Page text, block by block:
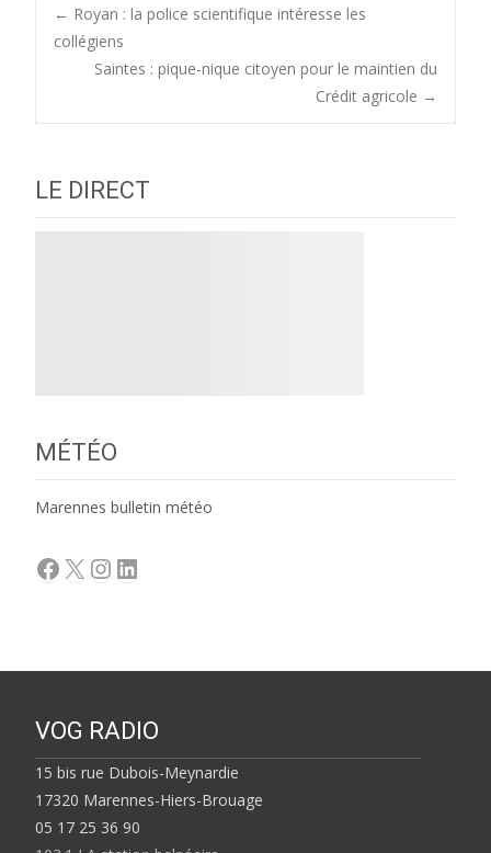
Post
navigation
← Royan : la police scientifique intéresse les
collégiens
Saintes : pique-nique citoyen pour le maintien du
Crédit agricole →
LE DIRECT
MÉTÉO
Marennes bulletin météo
Facebook
X Instagram
LinkedIn
VOG RADIO
15 bis rue Dubois-Meynardie
17320 Marennes-Hiers-Brouage
05 17 25 36 90